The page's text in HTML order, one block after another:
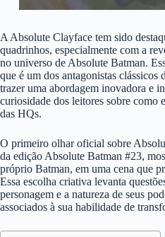
A Absolute Clayface tem sido
quadrinhos, especialmente com a
no universo de Absolute Batman.
que é um dos antagonistas
trazer uma abordagem inovadora e
curiosidade dos leitores sobre como
das HQs.
O primeiro olhar oficial sobre
da edição Absolute Batman #23,
próprio Batman, em uma cena que
Essa escolha criativa levanta
personagem e a natureza de seus
associados à sua habilidade de